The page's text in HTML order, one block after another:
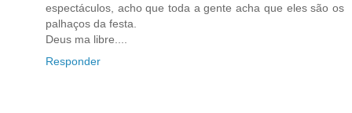
espectáculos, acho que toda a gente acha que eles são os
palhaços da festa.
Deus ma libre....
Responder